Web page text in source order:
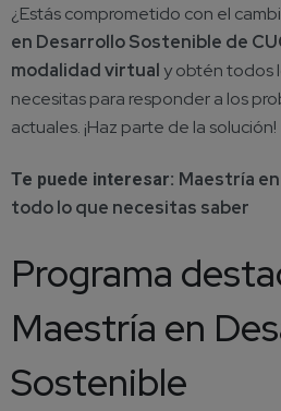
¿Estás comprometido con el
en Desarrollo Sostenible de
modalidad virtualy obtén todos
necesitas para responder a los
actuales. ¡Haz parte de la solución!
Te puede interesar: Maestría
todo lo que necesitas saber
Programa
Maestría en
Sostenible